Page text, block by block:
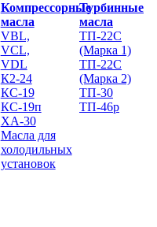
Компрессорные
масла
VBL,
VCL,
VDL
К2-24
КС-19
КС-19п
ХА-30
Масла для
холодильных
установок
Турбинные
масла
ТП-22С
(Марка 1)
ТП-22С
(Марка 2)
ТП-30
ТП-46р